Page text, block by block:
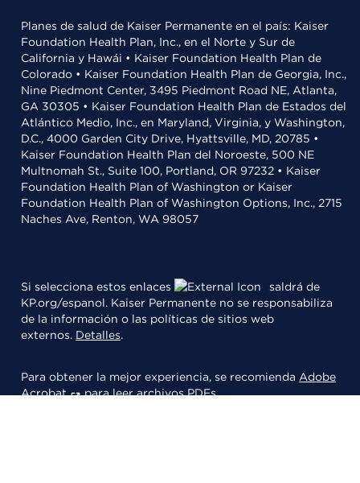
Planes de salud de Kaiser Permanente en el país: Kaiser
Foundation Health Plan, Inc., en el Norte y Sur de
California y Hawái • Kaiser Foundation Health Plan de
Colorado • Kaiser Foundation Health Plan de Georgia, Inc.,
Nine Piedmont Center, 3495 Piedmont Road NE, Atlanta,
GA 30305 • Kaiser Foundation Health Plan de Estados del
Atlántico Medio, Inc., en Maryland, Virginia, y Washington,
D.C., 4000 Garden City Drive, Hyattsville, MD, 20785 •
Kaiser Foundation Health Plan del Noroeste, 500 NE
Multnomah St., Suite 100, Portland, OR 97232 • Kaiser
Foundation Health Plan of Washington or Kaiser
Foundation Health Plan of Washington Options, Inc., 2715
Naches Ave, Renton, WA 98057
Si selecciona estos enlaces
saldrá de
KP.org/espanol. Kaiser Permanente no se responsabiliza
de la información o las políticas de sitios web
externos. Detalles.
Para obtener la mejor experiencia, se recomienda Adobe
Acrobat
para leer archivos PDFs.